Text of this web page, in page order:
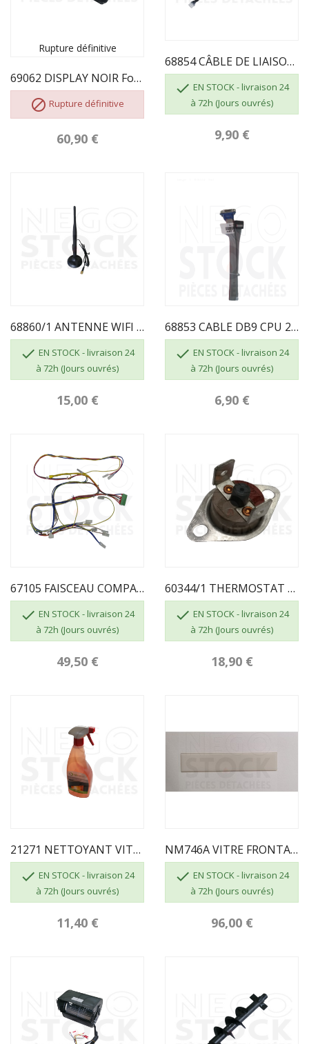
Rupture définitive
69062 DISPLAY NOIR Fonctions Réduites ECOFOREST
 Rupture définitive
60,90 €
68854 CÂBLE DE LIAISON DISPLAY - CPU 2016
 EN STOCK - livraison 24
à 72h (Jours ouvrés)
9,90 €
68860/1 ANTENNE WIFI 2016
 EN STOCK - livraison 24
à 72h (Jours ouvrés)
15,00 €
68853 CABLE DB9 CPU 2016
 EN STOCK - livraison 24
à 72h (Jours ouvrés)
6,90 €
67105 FAISCEAU COMPATIBLE 5.4R1 ECOFOREST
 EN STOCK - livraison 24
à 72h (Jours ouvrés)
49,50 €
60344/1 THERMOSTAT 125° DE SECURITE
 EN STOCK - livraison 24
à 72h (Jours ouvrés)
18,90 €
21271 NETTOYANT VITRE ECOFOREST
 EN STOCK - livraison 24
à 72h (Jours ouvrés)
11,40 €
NM746A VITRE FRONTALE BLANCHE KEOPS
 EN STOCK - livraison 24
à 72h (Jours ouvrés)
96,00 €